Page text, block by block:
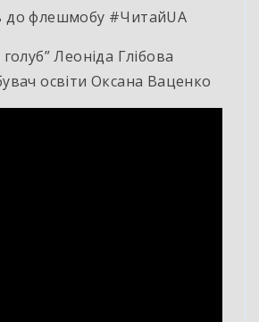
до флешмобу #ЧитайUA
Леоніда Глібова
освіти Оксана Ваценко